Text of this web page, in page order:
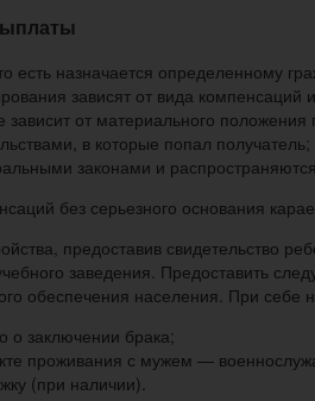
есть назначается определенному
зависят от вида
зависит от материального
в которые попал получатель;
законами и
без серьезного основания
предоставив свидетельство
заведения. Предоставить
обеспечения населения. При себе
о заключении брака;
проживания с мужем —
(при наличии).